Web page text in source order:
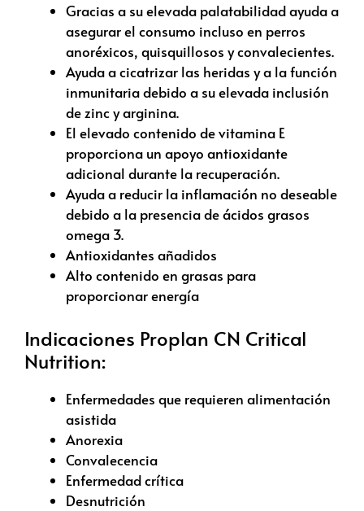
Gracias a su elevada palatabilidad ayuda a
asegurar el consumo incluso en perros
anoréxicos, quisquillosos y convalecientes.
Ayuda a cicatrizar las heridas y a la función
inmunitaria debido a su elevada inclusión
de zinc y arginina.
El elevado contenido de vitamina E
proporciona un apoyo antioxidante
adicional durante la recuperación.
Ayuda a reducir la inflamación no deseable
debido a la presencia de ácidos grasos
omega 3.
Antioxidantes añadidos
Alto contenido en grasas para
proporcionar energía
Indicaciones Proplan CN Critical
Nutrition:
Enfermedades que requieren alimentación
asistida
Anorexia
Convalecencia
Enfermedad crítica
Desnutrición